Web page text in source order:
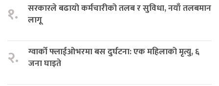
१.
सरकारले बढायो कर्मचारीको तलब र सुविधा, नयाँ तलबमान
लागू
२.
ग्वार्को फ्लाईओभरमा बस दुर्घटना: एक महिलाको मृत्यु, ६
जना घाइते